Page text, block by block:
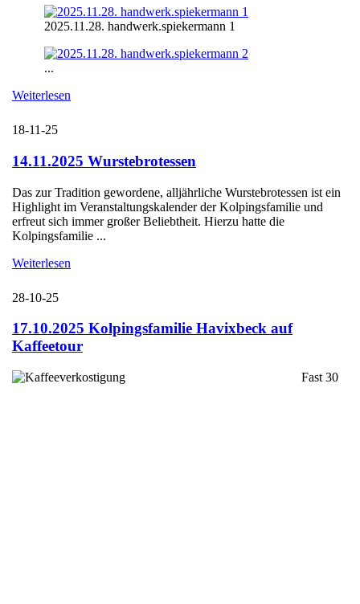
2025.11.28. handwerk.spiekermann 1
...
Weiterlesen
18-11-25
14.11.2025 Wurstebrotessen
Das zur Tradition gewordene, alljährliche Wurstebrotessen ist ein
Highlight im Veranstaltungskalender der Kolpingsfamilie und
erfreut sich immer großer Beliebtheit. Hierzu hatte die
Kolpingsfamilie ...
Weiterlesen
28-10-25
17.10.2025 Kolpingsfamilie Havixbeck auf
Kaffeetour
Fast 30